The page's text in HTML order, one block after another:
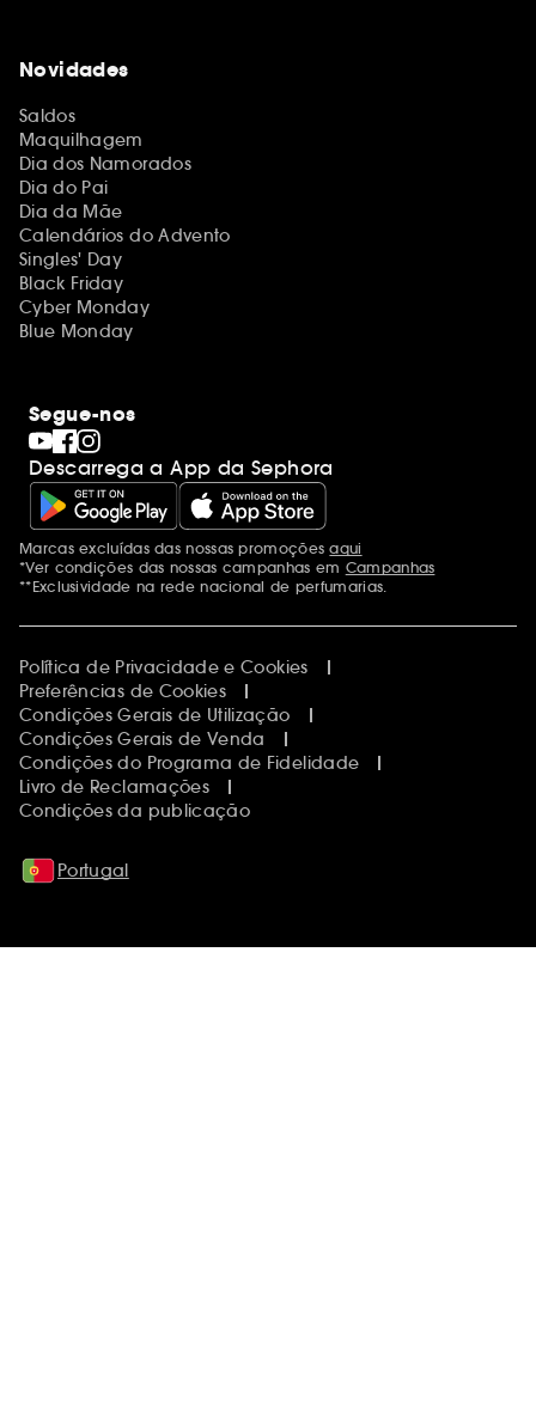
Novidades
Saldos
Maquilhagem
Dia dos Namorados
Dia do Pai
Dia da Mãe
Calendários do Advento
Singles' Day
Black Friday
Cyber Monday
Blue Monday
Segue-nos
Descarrega a App da Sephora
Menções adicionais
Marcas excluídas das nossas promoçõesaqui
*Ver condições das nossas campanhas em Campanhas
**Exclusividade na rede nacional de perfumarias.
Política de Privacidade e Cookies
Preferências de Cookies
Condições Gerais de Utilização
Condições Gerais de Venda
Condições do Programa de Fidelidade
Livro de Reclamações
Condições da publicação
Portugal